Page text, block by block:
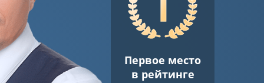
Первое место
в рейтинге